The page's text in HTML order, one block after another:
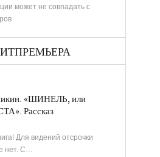
может не совпадать с
«ШИНЕЛЬ, или
Рассказ
Для видений отсрочки
нет. С…